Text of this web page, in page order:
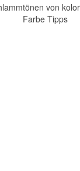
von
Farbe Tipps